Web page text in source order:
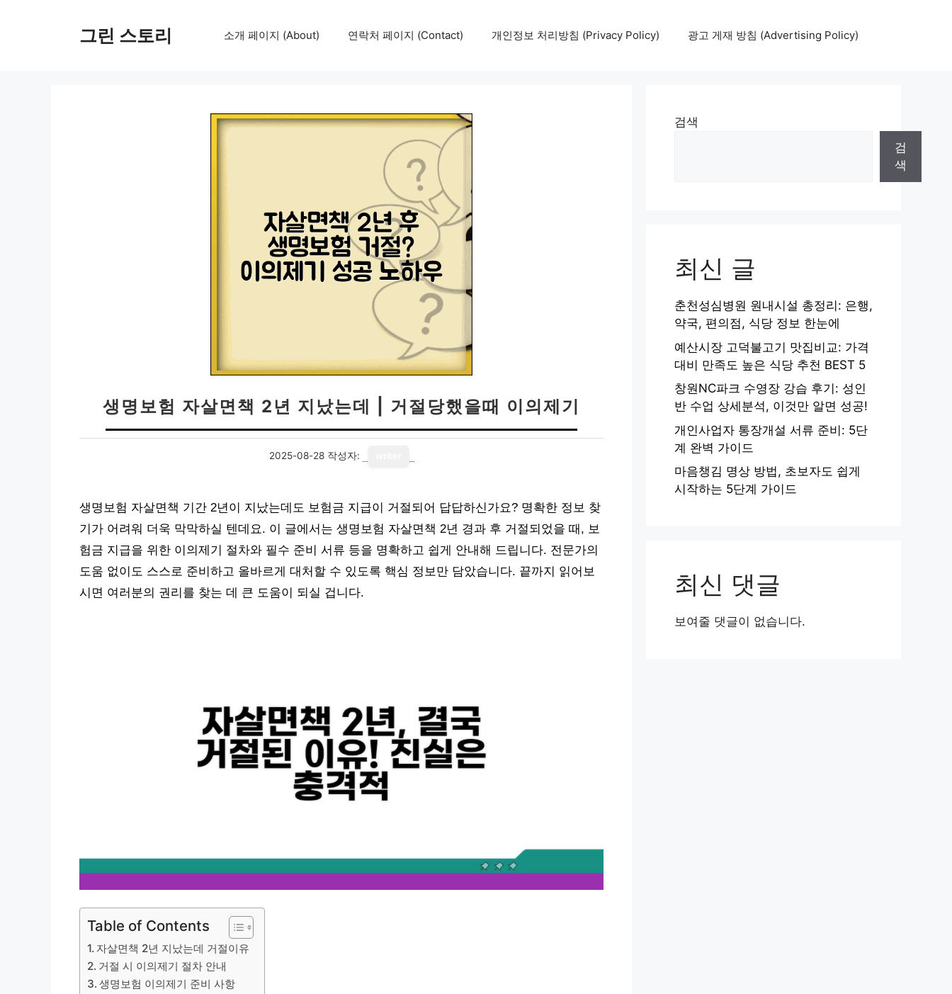
그린 스토리 소개 페이지 (About) 연락처 페이지 (Contact) 개인정보 처리방침 (Privacy Policy) 광고 게재 방침 (Advertising Policy)
생명보험 자살면책 2년 지났는데 | 거절당했을때 이의제기
2025-08-28 작성자:
생명보험 자살면책 기간 2년이 지났는데도 보험금 지급이 거절되어 답답하신가요? 명확한 정보 찾
기가 어려워 더욱 막막하실 텐데요. 이 글에서는 생명보험 자살면책 2년 경과 후 거절되었을 때, 보
험금 지급을 위한 이의제기 절차와 필수 준비 서류 등을 명확하고 쉽게 안내해 드립니다. 전문가의
도움 없이도 스스로 준비하고 올바르게 대처할 수 있도록 핵심 정보만 담았습니다. 끝까지 읽어보
시면 여러분의 권리를 찾는 데 큰 도움이 되실 겁니다.
Table of Contents
자살면책 2년 지났는데 거절이유
거절 시 이의제기 절차 안내
생명보험 이의제기 준비 사항
검색
검
색
최신 글
춘천성심병원 원내시설 총정리: 은행,
약국, 편의점, 식당 정보 한눈에
예산시장 고덕불고기 맛집비교: 가격
대비 만족도 높은 식당 추천 BEST 5
창원NC파크 수영장 강습 후기: 성인
반 수업 상세분석, 이것만 알면 성공!
개인사업자 통장개설 서류 준비: 5단
계 완벽 가이드
마음챙김 명상 방법, 초보자도 쉽게
시작하는 5단계 가이드
최신 댓글
보여줄 댓글이 없습니다.